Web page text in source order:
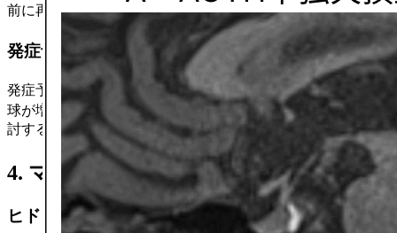
前に再検査すればよい｡
発症予測
発症予測として ｢発症前からFT3/FT4比が増加する³⁾｣ ｢好酸
球が増加する⁹⁾｣ という報告があり､ これらは定期測定を検
討する余地がある｡
4. マネジメント
ヒドロコルチゾン投与のタイミング